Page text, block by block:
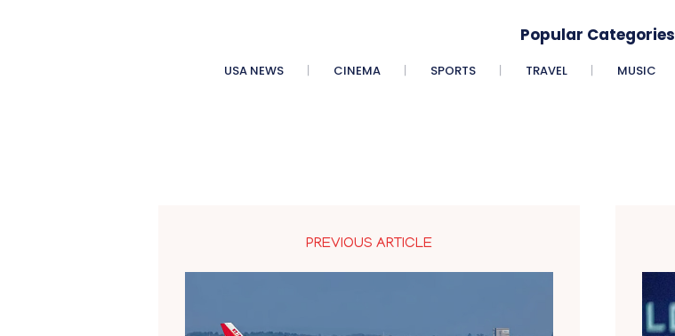
Popular Categories
USA NEWS CINEMA SPORTS TRAVEL MUSIC
PREVIOUS ARTICLE